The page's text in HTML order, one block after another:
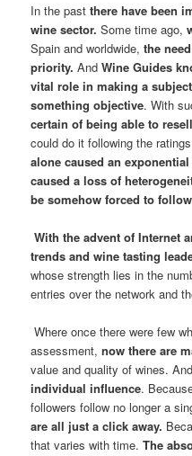
In the past there have been
wine sector. Some time ago,
Spain and worldwide, the
priority. AndWine Guides
vital role in making a
something objective. With
certain of being able to
could do it following the
alone caused an
caused a loss of
be somehow forced to
With the advent of Internet
trends and wine tasting
whose strength lies in the
entries over the network and
Where once there were few
assessment, now there are
value and quality of wines.
individual influence.
followers follow no longer a
are all just a click away.
that varies with time. The